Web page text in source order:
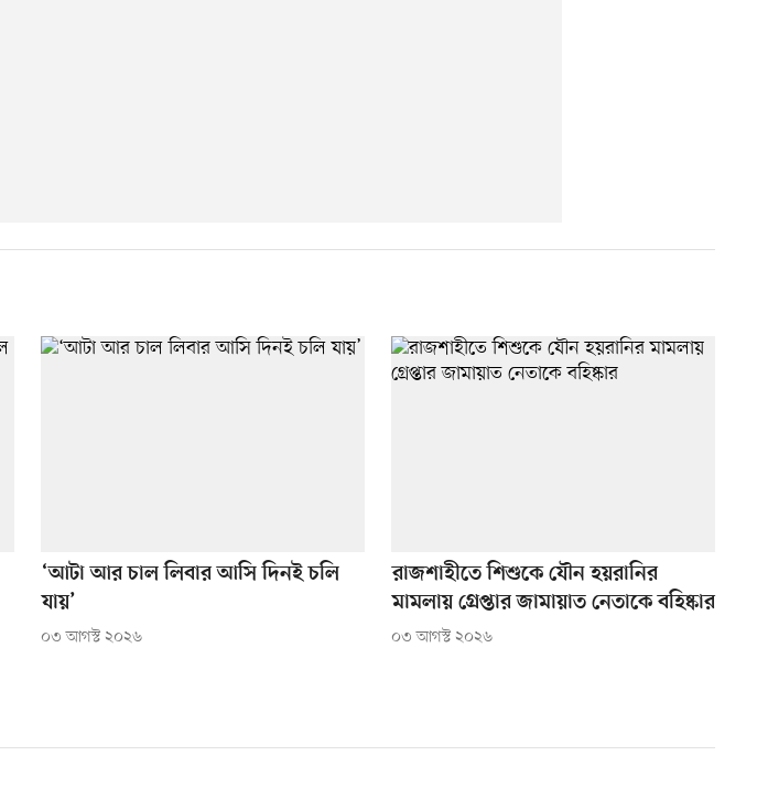
‘আটা আর চাল লিবার আসি দিনই চলি
যায়’
০৩ আগস্ট ২০২৬
রাজশাহীতে শিশুকে যৌন হয়রানির
মামলায় গ্রেপ্তার জামায়াত নেতাকে বহিষ্কার
০৩ আগস্ট ২০২৬